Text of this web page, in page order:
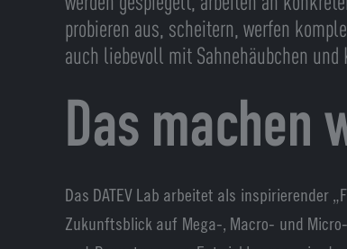
probieren aus, scheitern, werfen
auch liebevoll mit Sahnehäubchen und
Das machen
Das DATEV Lab arbeitet als inspirierender
Zukunftsblick auf Mega-, Macro- und